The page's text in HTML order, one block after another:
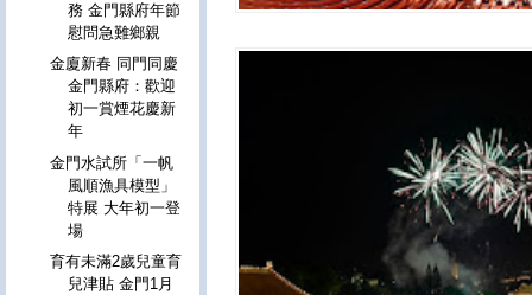
務 金門縣府年節
慰問急難鄉親
金廈新春 同門同慶
金門縣府：歡迎
初一賞煙花慶新
年
金門水試所「一帆
風順漁具模型」
特展 大年初一登
場
育有未滿2歲兒童育
兒津貼 金門1月